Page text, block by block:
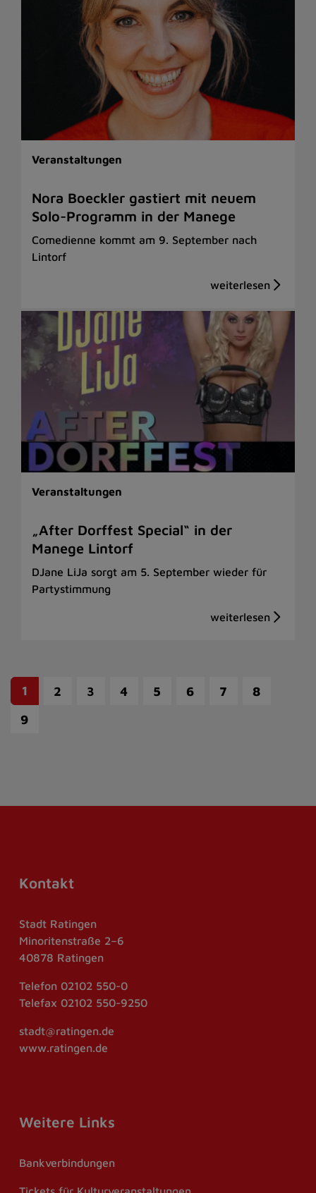
Veranstaltungen
Nora Boeckler gastiert mit neuem
Solo-Programm in der Manege
Comedienne kommt am 9. September nach
Lintorf
Veranstaltungen
„After Dorffest Special“ in der
Manege Lintorf
DJane LiJa sorgt am 5. September wieder für
Partystimmung
1 2 3 4 5 6 7
8
9
Kontakt
Stadt Ratingen
Minoritenstraße 2–6
40878 Ratingen
Telefon 02102 550-0
Telefax 02102 550-9250
stadt@ratingen.de
www.ratingen.de
Weitere Links
Bankverbindungen